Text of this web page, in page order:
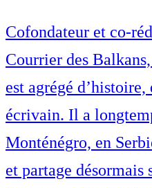
Cofondateur et co-
Courrier des
est agrégé
écrivain. Il a
Monténégro, en
et partage désormais